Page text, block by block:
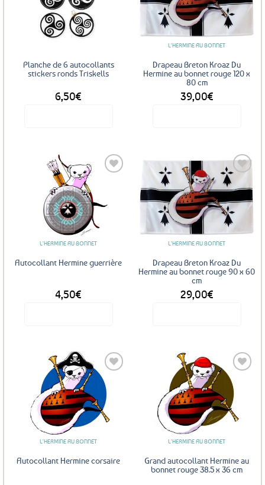
Planche de 6 autocollants
stickers ronds Triskells
6,50€
aux
favoris
L'HERMINE AU BONNET
Drapeau Breton Kroaz Du
Hermine au bonnet rouge 120 x
80 cm
39,00€
aux
L'HERMINE AU BONNET
Autocollant Hermine guerrière
4,50€
Ajouter
aux
favoris
L'HERMINE AU BONNET
Drapeau Breton Kroaz Du
Hermine au bonnet rouge 90 x 60
cm
29,00€
Ajouter
aux
favoris
L'HERMINE AU BONNET
Autocollant Hermine corsaire
Ajouter
aux
favoris
L'HERMINE AU BONNET
Grand autocollant Hermine au
bonnet rouge 38.5 x 36 cm